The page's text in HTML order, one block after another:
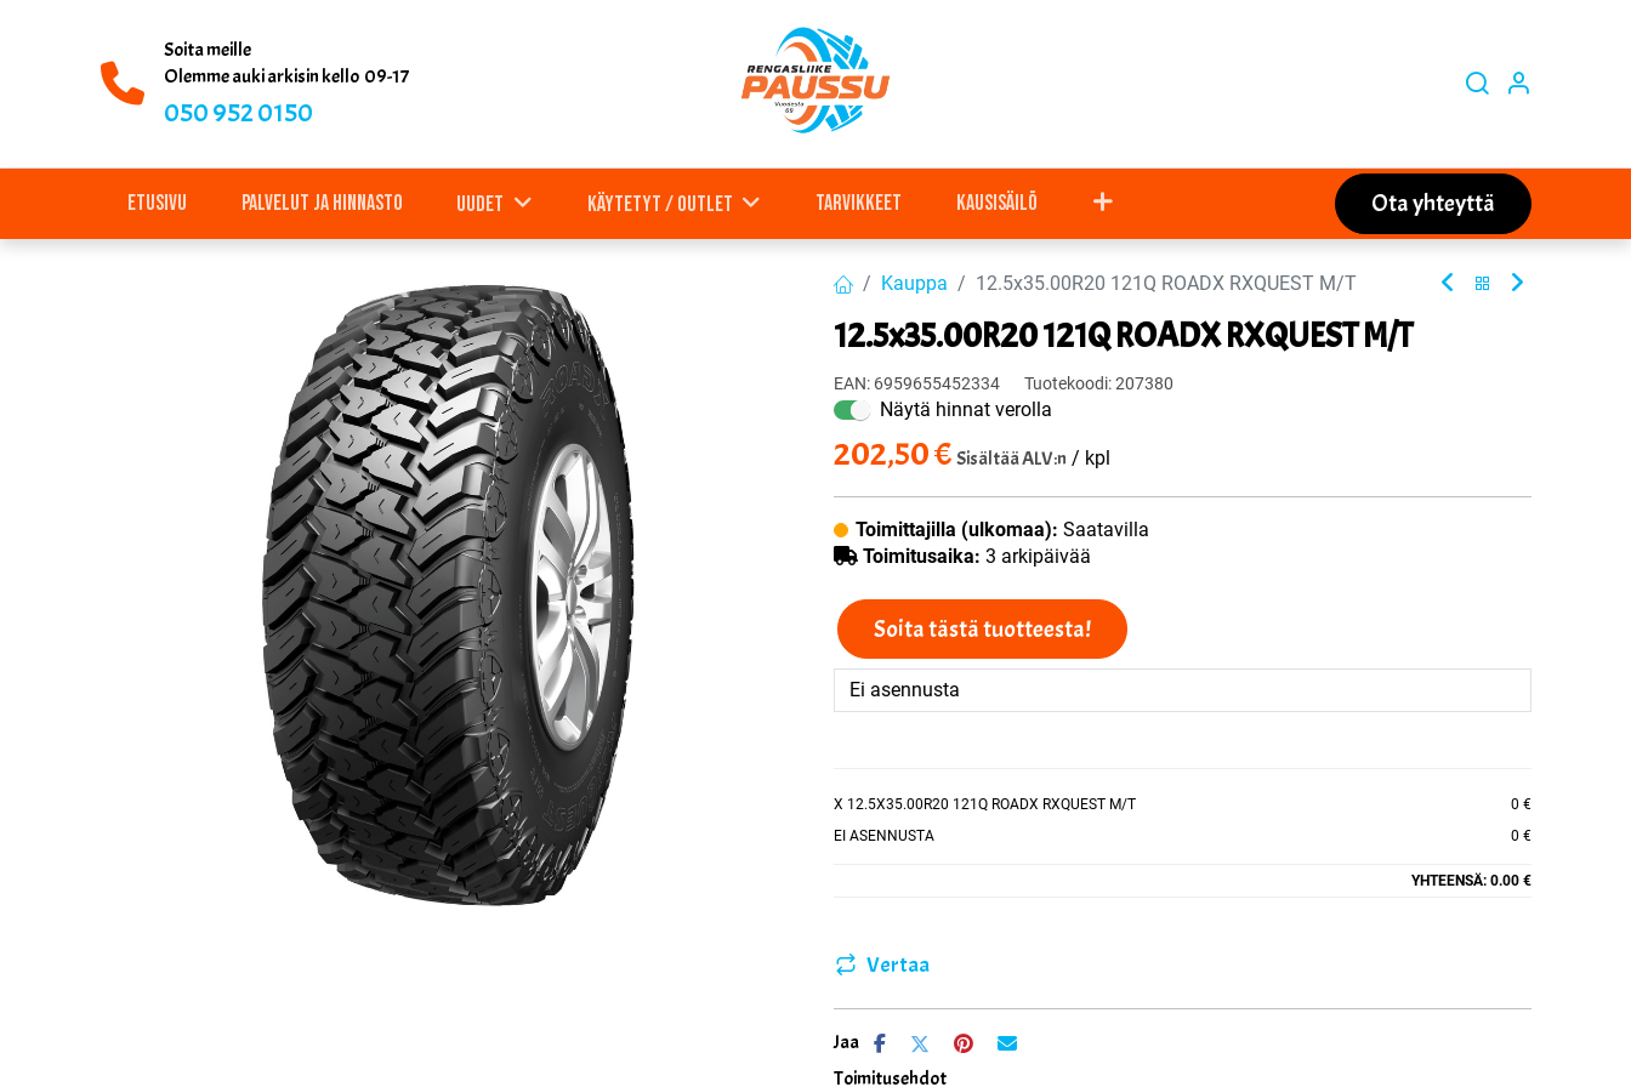
Soita meille
Olemme auki arkisin kello 09-17
050 952 0150
Etusivu Palvelut ja hinnasto Uudet Käytetyt / outlet Tarvikkeet Kausisäilö Ota yhteyttä
Kauppa 12.5x35.00R20 121Q ROADX RXQUEST M/T
12.5x35.00R20 121Q ROADX RXQUEST M/T
EAN: 6959655452334 Tuotekoodi:207380
Näytä hinnat verolla
202,50€ Sisältää ALV:n / kpl
Toimittajilla (ulkomaa): Saatavilla
Toimitusaika: 3 arkipäivää
Soita tästä tuotteesta!
X 12.5X35.00R20 121Q ROADX RXQUEST M/T
0 €
EI ASENNUSTA
0 €
YHTEENSÄ: 0.00 €
Vertaa
Jaa
Toimitusehdot